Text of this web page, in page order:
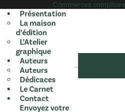
Commerces complices
Présentation
La maison
d’édition
L’Atelier
graphique
Auteurs
Auteurs
Dédicaces
Le Carnet
Contact
Envoyez votre